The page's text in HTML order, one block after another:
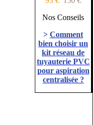
Nos Conseils
> Comment
bien choisir un
kit réseau de
tuyauterie PVC
pour aspiration
centralisée ?